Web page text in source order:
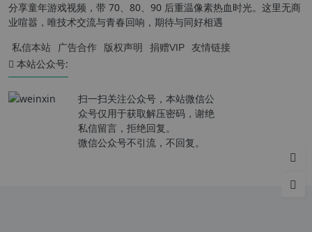
分享童年游戏视频，带 70、80、90 后重温像素热血时光。这里无商
业喧嚣，唯技术交流与青春回响，期待与同好相遇
私信本站 广告合作 版权声明 捐赠VIP 友情链接
本站公众号:
扫一扫关注公众号，本站微信公
众号仅用于获取解压密码，谢绝
私信留言，拒绝回复。
微信公众号不引流，不回复。